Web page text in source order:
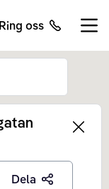
Ring oss
Left
Dela